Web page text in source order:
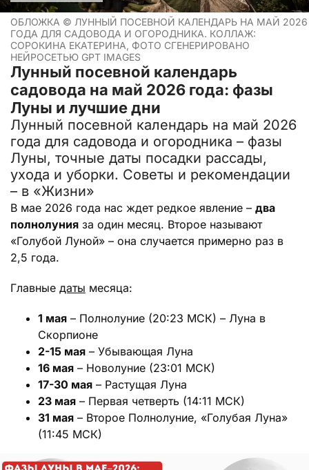
ОБЛОЖКА © ЛУННЫЙ ПОСЕВНОЙ КАЛЕНДАРЬ НА МАЙ 2026
ГОДА ДЛЯ САДОВОДА И ОГОРОДНИКА. КОЛЛАЖ:
СОРОКИНА ЕКАТЕРИНА, ФОТО СГЕНЕРИРОВАНО
НЕЙРОСЕТЬЮ GPT IMAGES
Лунный посевной календарь
садовода на май 2026 года: фазы
Луны и лучшие дни
Лунный посевной календарь на май 2026
года для садовода и огородника – фазы
Луны, точные даты посадки рассады,
ухода и уборки. Советы и рекомендации
– в «Жизни»
В мае 2026 года нас ждет редкое явление – два
полнолуния за один месяц. Второе называют
«Голубой Луной» – она случается примерно раз в
2,5 года.
Главные даты месяца:
1 мая – Полнолуние (20:23 МСК) – Луна в
Скорпионе
2-15 мая – Убывающая Луна
16 мая – Новолуние (23:01 МСК)
17-30 мая – Растущая Луна
23 мая – Первая четверть (14:11 МСК)
31 мая – Второе Полнолуние, «Голубая Луна»
(11:45 МСК)